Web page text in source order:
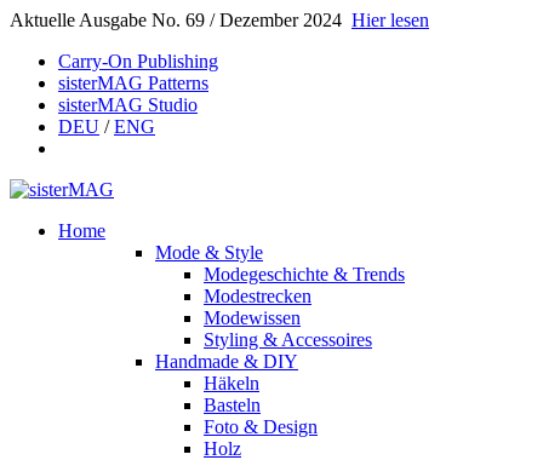
Aktuelle Ausgabe No. 69 / Dezember 2024 Hier lesen
Carry-On Publishing
sisterMAG Patterns
sisterMAG Studio
DEU /ENG
Home
Mode & Style
Modegeschichte & Trends
Modestrecken
Modewissen
Styling & Accessoires
Handmade & DIY
Häkeln
Basteln
Foto & Design
Holz